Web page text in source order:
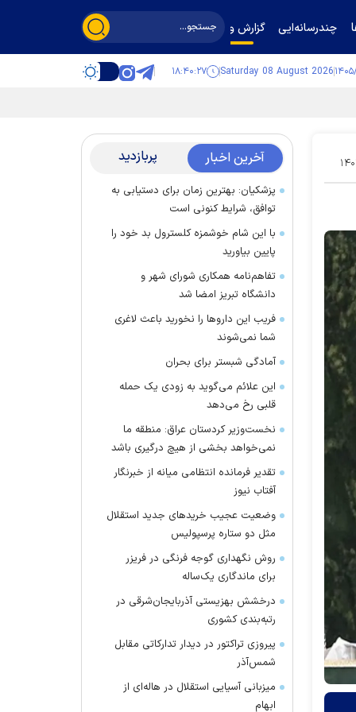
چندرسانه‌ایی گزارش و گفت‌وگو
Saturday 08 August 2026 ۱۸:۴۰:۲۸
۲۹ آخرین اخبار پربازدید
پزشکیان: بهترین زمان برای دستیابی به
توافق، شرایط کنونی است
با این شام خوشمزه کلسترول بد خود را
پایین بیاورید
تفاهم‌نامه همکاری شورای شهر و
دانشگاه تبریز امضا شد
فریب این دارو‌ها را نخورید باعث لاغری
شما نمی‌شوند
آمادگی شبستر برای بحران
این علائم می‌گوید به زودی یک حمله
قلبی رخ می‌دهد
نخست‌وزیر کردستان عراق: منطقه ما
نمی‌خواهد بخشی از هیچ درگیری باشد
تقدیر فرمانده انتظامی میانه از خبرنگار
آفتاب نیوز
وضعیت عجیب خرید‌های جدید استقلال
مثل دو ستاره پرسپولیس
روش نگهداری گوجه فرنگی در فریزر
برای ماندگاری یک‌ساله
درخشش بهزیستی آذربایجان‌شرقی در
رتبه‌بندی کشوری
پیروزی تراکتور در دیدار تدارکاتی مقابل
شمس‌آذر
میزبانی آسیایی استقلال در هاله‌ای از
ابهام